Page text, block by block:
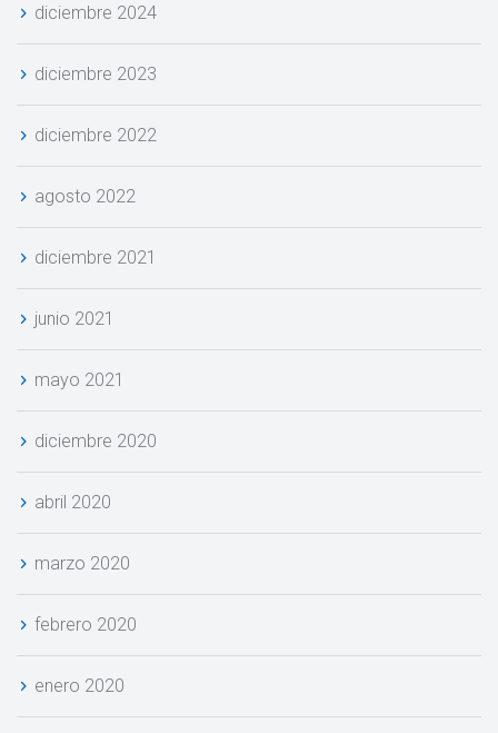
diciembre 2024
diciembre 2023
diciembre 2022
agosto 2022
diciembre 2021
junio 2021
mayo 2021
diciembre 2020
abril 2020
marzo 2020
febrero 2020
enero 2020